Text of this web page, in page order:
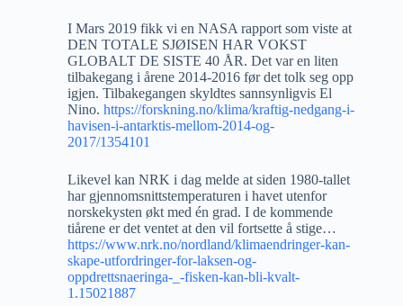
I Mars 2019 fikk vi en NASA rapport som viste at
DEN TOTALE SJØISEN HAR VOKST
GLOBALT DE SISTE 40 ÅR. Det var en liten
tilbakegang i årene 2014-2016 før det tolk seg opp
igjen. Tilbakegangen skyldtes sannsynligvis El
Nino. https://forskning.no/klima/kraftig-nedgang-i-
havisen-i-antarktis-mellom-2014-og-
2017/1354101
Likevel kan NRK i dag melde at siden 1980-tallet
har gjennomsnittstemperaturen i havet utenfor
norskekysten økt med én grad. I de kommende
tiårene er det ventet at den vil fortsette å stige…
https://www.nrk.no/nordland/klimaendringer-kan-
skape-utfordringer-for-laksen-og-
oppdrettsnaeringa-_-fisken-kan-bli-kvalt-
1.15021887